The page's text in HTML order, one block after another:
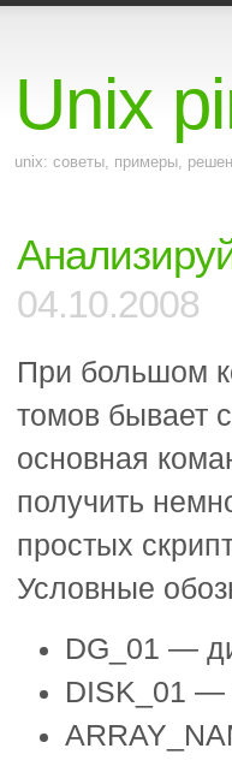
Unix
unix: советы, примеры,
04.10.2008
При большом
томов бывает
основная
получить
простых
Условные
DG_01 —
DISK_01 —